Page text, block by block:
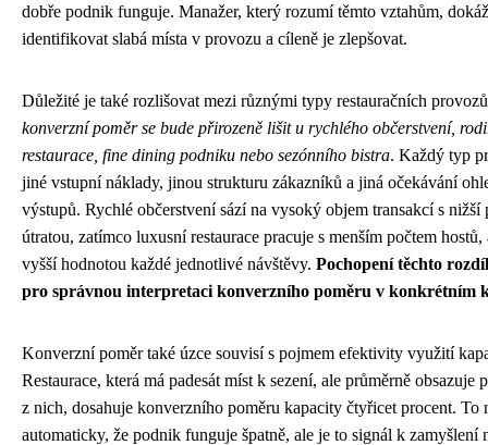
dobře podnik funguje. Manažer, který rozumí těmto vztahům,
identifikovat slabá místa v provozu a cíleně je zlepšovat.
Důležité je také rozlišovat mezi různými typy restauračních
konverzní poměr se bude přirozeně lišit u rychlého občerstvení,
restaurace, fine dining podniku nebo sezónního bistra. Každý typ
jiné vstupní náklady, jinou strukturu zákazníků a jiná očekávání
výstupů. Rychlé občerstvení sází na vysoký objem transakcí s nižší
útratou, zatímco luxusní restaurace pracuje s menším počtem hostů,
vyšší hodnotou každé jednotlivé návštěvy. Pochopení těchto
pro správnou interpretaci konverzního poměru v konkrétním
Konverzní poměr také úzce souvisí s pojmem efektivity využití
Restaurace, která má padesát míst k sezení, ale průměrně obsazuje
z nich, dosahuje konverzního poměru kapacity čtyřicet procent. To
automaticky, že podnik funguje špatně, ale je to signál k zamyšlení